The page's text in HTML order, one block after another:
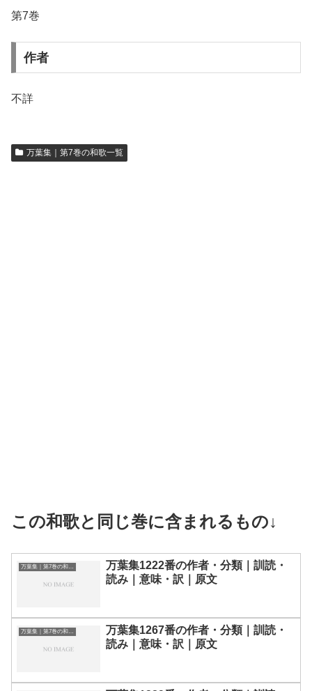
第7巻
作者
不詳
万葉集｜第7巻の和歌一覧
この和歌と同じ巻に含まれるもの↓
万葉集1222番の作者・分類｜訓読・
読み｜意味・訳｜原文
万葉集｜第7巻の和歌一覧
万葉集1267番の作者・分類｜訓読・
読み｜意味・訳｜原文